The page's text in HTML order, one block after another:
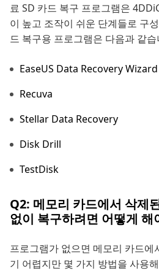
료 SD 카드 복구 프로그램은
이 높고 조작이 쉬운 단계들로 구
드 복구용 프로그램은 다음과 같습
EaseUS Data Recovery Wizard
Recuva
Stellar Data Recovery
Disk Drill
TestDisk
Q2: 메모리 카드에서 삭제
없이 복구하려면 어떻게 해
프로그램가 없으면 메모리 카드에
기 어렵지만 몇 가지 방법을 사용